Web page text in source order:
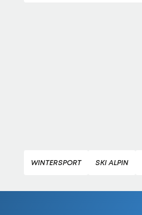
WINTERSPORT SKI ALPIN